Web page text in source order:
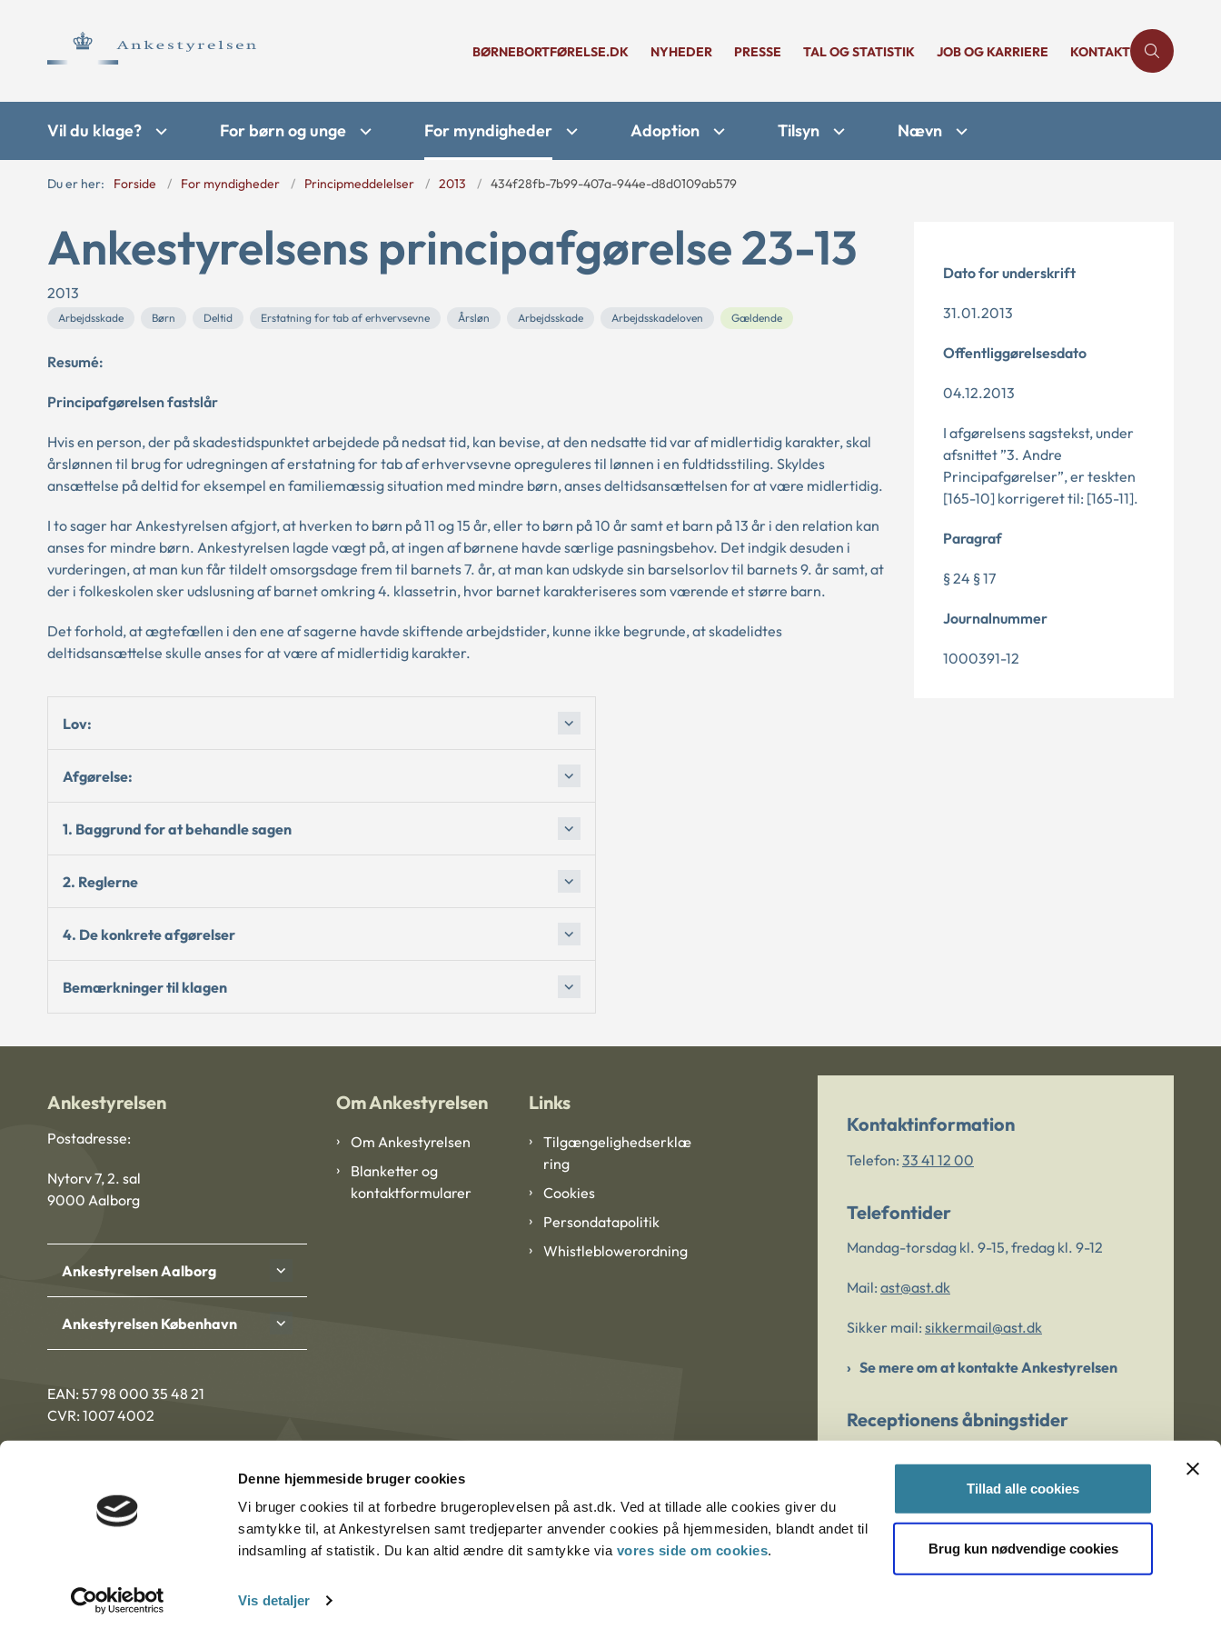
Denne hjemmeside bruger cookies
Vi bruger cookies til at forbedre brugeroplevelsen på ast.dk. Ved at tillade alle cookies giver du
samtykke til, at Ankestyrelsen samt tredjeparter anvender cookies på hjemmesiden, blandt andet til
indsamling af statistik. Du kan altid ændre dit samtykke via vores side om cookies.
Vis detaljer
Tillad alle cookies
Brug kun nødvendige cookies
BØRNEBORTFØRELSE.DK NYHEDER PRESSE TAL OG STATISTIK JOB OG KARRIERE KONTAKT
Vil du klage? For børn og unge For myndigheder Adoption Tilsyn Nævn
Du er her: Forside For myndigheder Principmeddelelser 2013 434f28fb-7b99-407a-944e-d8d0109ab579
Ankestyrelsens principafgørelse 23-13
2013
Arbejdsskade Børn Deltid Erstatning for tab af erhvervsevne Årsløn Arbejdsskade Arbejdsskadeloven Gældende
Resumé:
Principafgørelsen fastslår
Hvis en person, der på skadestidspunktet arbejdede på nedsat tid, kan bevise, at den nedsatte tid var af midlertidig karakter, skal
årslønnen til brug for udregningen af erstatning for tab af erhvervsevne opreguleres til lønnen i en fuldtidsstiling. Skyldes
ansættelse på deltid for eksempel en familiemæssig situation med mindre børn, anses deltidsansættelsen for at være midlertidig.
I to sager har Ankestyrelsen afgjort, at hverken to børn på 11 og 15 år, eller to børn på 10 år samt et barn på 13 år i den relation kan
anses for mindre børn. Ankestyrelsen lagde vægt på, at ingen af børnene havde særlige pasningsbehov. Det indgik desuden i
vurderingen, at man kun får tildelt omsorgsdage frem til barnets 7. år, at man kan udskyde sin barselsorlov til barnets 9. år samt, at
der i folkeskolen sker udslusning af barnet omkring 4. klassetrin, hvor barnet karakteriseres som værende et større barn.
Det forhold, at ægtefællen i den ene af sagerne havde skiftende arbejdstider, kunne ikke begrunde, at skadelidtes
deltidsansættelse skulle anses for at være af midlertidig karakter.
Lov:
Afgørelse:
1. Baggrund for at behandle sagen
2. Reglerne
4. De konkrete afgørelser
Bemærkninger til klagen
Dato for underskrift
31.01.2013
Offentliggørelsesdato
04.12.2013
I afgørelsens sagstekst, under
afsnittet ”3. Andre
Principafgørelser”, er teskten
[165-10] korrigeret til: [165-11].
Paragraf
§ 24 § 17
Journalnummer
1000391-12
Ankestyrelsen
Postadresse:
Nytorv 7, 2. sal
9000 Aalborg
Ankestyrelsen Aalborg
Ankestyrelsen København
EAN: 57 98 000 35 48 21
CVR: 1007 4002
Om Ankestyrelsen
Om Ankestyrelsen
Blanketter og
kontaktformularer
Links
Tilgængelighedserklæ
ring
Cookies
Persondatapolitik
Whistleblowerordning
Kontaktinformation
Telefon: 33 41 12 00
Telefontider
Mandag-torsdag kl. 9-15, fredag kl. 9-12
Mail: ast@ast.dk
Sikker mail: sikkermail@ast.dk
Se mere om at kontakte Ankestyrelsen
Receptionens åbningstider
Er du bekymret for et barn/en ung?